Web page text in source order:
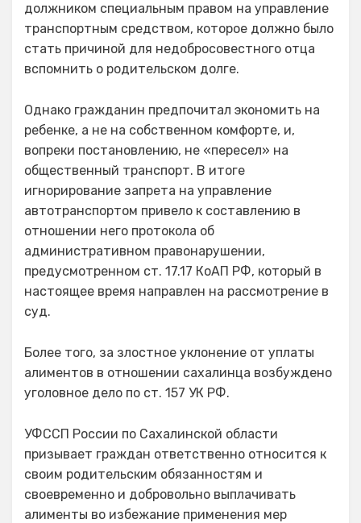
должником специальным правом на управление
транспортным средством, которое должно было
стать причиной для недобросовестного отца
вспомнить о родительском долге.
Однако гражданин предпочитал экономить на
ребенке, а не на собственном комфорте, и,
вопреки постановлению, не «пересел» на
общественный транспорт. В итоге
игнорирование запрета на управление
автотранспортом привело к составлению в
отношении него протокола об
административном правонарушении,
предусмотренном ст. 17.17 КоАП РФ, который в
настоящее время направлен на рассмотрение в
суд.
Более того, за злостное уклонение от уплаты
алиментов в отношении сахалинца возбуждено
уголовное дело по ст. 157 УК РФ.
УФССП России по Сахалинской области
призывает граждан ответственно относится к
своим родительским обязанностям и
своевременно и добровольно выплачивать
алименты во избежание применения мер